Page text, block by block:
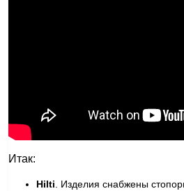
Итак:
Hilti. Изделия снабжены